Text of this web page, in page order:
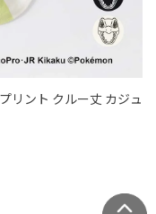
リント クルー丈 カジュ